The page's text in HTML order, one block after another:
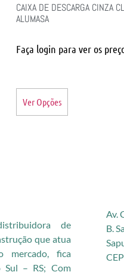
CAIXA DE DESCARGA CINZA
ALUMASA
Faça login para ver os
Ver Opções
de
que atua
mercado, fica
Sul – RS; Com
Av.
B.